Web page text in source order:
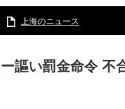
上海のニュース
謳い罰金命令 不